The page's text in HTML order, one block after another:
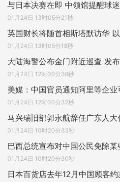
与日本决赛在即 中领馆提醒球
01月24日 13时05分21秒
英国财长将随首相斯塔默访华
01月24日 13时05分18秒
大陆海警公布金门附近巡查 发
01月24日 12时00分38秒
美媒：中国官员通知阿里等企
01月24日 12时00分32秒
马兴瑞旧部郭永航辞任广东人大
01月24日 10时20分33秒
巴西总统宣布对中国公民免除
01月24日 10时20分30秒
日本百货店去年12月中国顾客